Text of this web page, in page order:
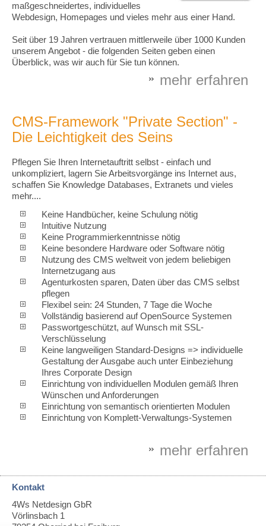
maßgeschneidertes, individuelles
Webdesign, Homepages und vieles mehr aus einer Hand.
Seit über 19 Jahren vertrauen mittlerweile über 1000 Kunden
unserem Angebot - die folgenden Seiten geben einen
Überblick, was wir auch für Sie tun können.
mehr erfahren
CMS-Framework "Private Section" -
Die Leichtigkeit des Seins
Pflegen Sie Ihren Internetauftritt selbst - einfach und
unkompliziert, lagern Sie Arbeitsvorgänge ins Internet aus,
schaffen Sie Knowledge Databases, Extranets und vieles
mehr....
Keine Handbücher, keine Schulung nötig
Intuitive Nutzung
Keine Programmierkenntnisse nötig
Keine besondere Hardware oder Software nötig
Nutzung des CMS weltweit von jedem beliebigen
Internetzugang aus
Agenturkosten sparen, Daten über das CMS selbst
pflegen
Flexibel sein: 24 Stunden, 7 Tage die Woche
Vollständig basierend auf OpenSource Systemen
Passwortgeschützt, auf Wunsch mit SSL-
Verschlüsselung
Keine langweiligen Standard-Designs => individuelle
Gestaltung der Ausgabe auch unter Einbeziehung
Ihres Corporate Design
Einrichtung von individuellen Modulen gemäß Ihren
Wünschen und Anforderungen
Einrichtung von semantisch orientierten Modulen
Einrichtung von Komplett-Verwaltungs-Systemen
mehr erfahren
Kontakt
4Ws Netdesign GbR
Vörlinsbach 1